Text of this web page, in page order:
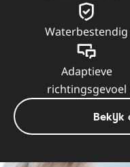
Waterbestendig
Adaptieve
richtingsgevoel
Bekijk